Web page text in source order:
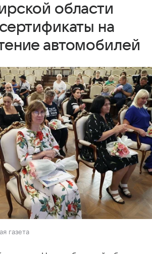
области
на
автомобилей
газета